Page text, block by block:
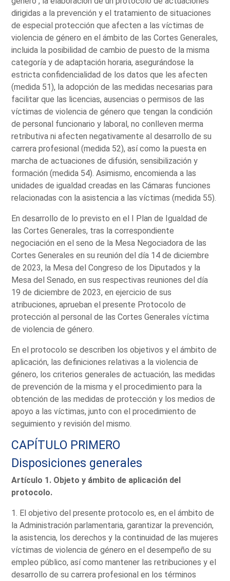
dirigidas a la prevención y el tratamiento de situaciones
de especial protección que afecten a las víctimas de
violencia de género en el ámbito de las Cortes Generales,
incluida la posibilidad de cambio de puesto de la misma
categoría y de adaptación horaria, asegurándose la
estricta confidencialidad de los datos que les afecten
(medida 51), la adopción de las medidas necesarias para
facilitar que las licencias, ausencias o permisos de las
víctimas de violencia de género que tengan la condición
de personal funcionario y laboral, no conlleven merma
retributiva ni afecten negativamente al desarrollo de su
carrera profesional (medida 52), así como la puesta en
marcha de actuaciones de difusión, sensibilización y
formación (medida 54). Asimismo, encomienda a las
unidades de igualdad creadas en las Cámaras funciones
relacionadas con la asistencia a las víctimas (medida 55).
En desarrollo de lo previsto en el I Plan de Igualdad de
las Cortes Generales, tras la correspondiente
negociación en el seno de la Mesa Negociadora de las
Cortes Generales en su reunión del día 14 de diciembre
de 2023, la Mesa del Congreso de los Diputados y la
Mesa del Senado, en sus respectivas reuniones del día
19 de diciembre de 2023, en ejercicio de sus
atribuciones, aprueban el presente Protocolo de
protección al personal de las Cortes Generales víctima
de violencia de género.
En el protocolo se describen los objetivos y el ámbito de
aplicación, las definiciones relativas a la violencia de
género, los criterios generales de actuación, las medidas
de prevención de la misma y el procedimiento para la
obtención de las medidas de protección y los medios de
apoyo a las víctimas, junto con el procedimiento de
seguimiento y revisión del mismo.
CAPÍTULO PRIMERO
Disposiciones generales
Artículo 1. Objeto y ámbito de aplicación del
protocolo.
1. El objetivo del presente protocolo es, en el ámbito de
la Administración parlamentaria, garantizar la prevención,
la asistencia, los derechos y la continuidad de las mujeres
víctimas de violencia de género en el desempeño de su
empleo público, así como mantener las retribuciones y el
desarrollo de su carrera profesional en los términos